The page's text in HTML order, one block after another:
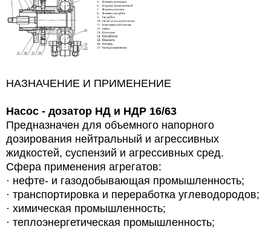
НАЗНАЧЕНИЕ И ПРИМЕНЕНИЕ
Насос - дозатор НД и НДР 16/63
Предназначен для объемного напорного
дозирования нейтральный и агрессивных
жидкостей, суспензий и агрессивных сред.
Сфера применения агрегатов:
· нефте- и газодобывающая промышленность;
· транспортировка и переработка углеводородов;
· химическая промышленность;
· теплоэнергетическая промышленность;